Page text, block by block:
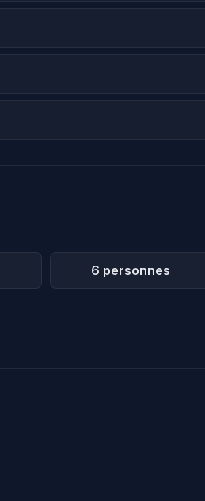
6 personnes